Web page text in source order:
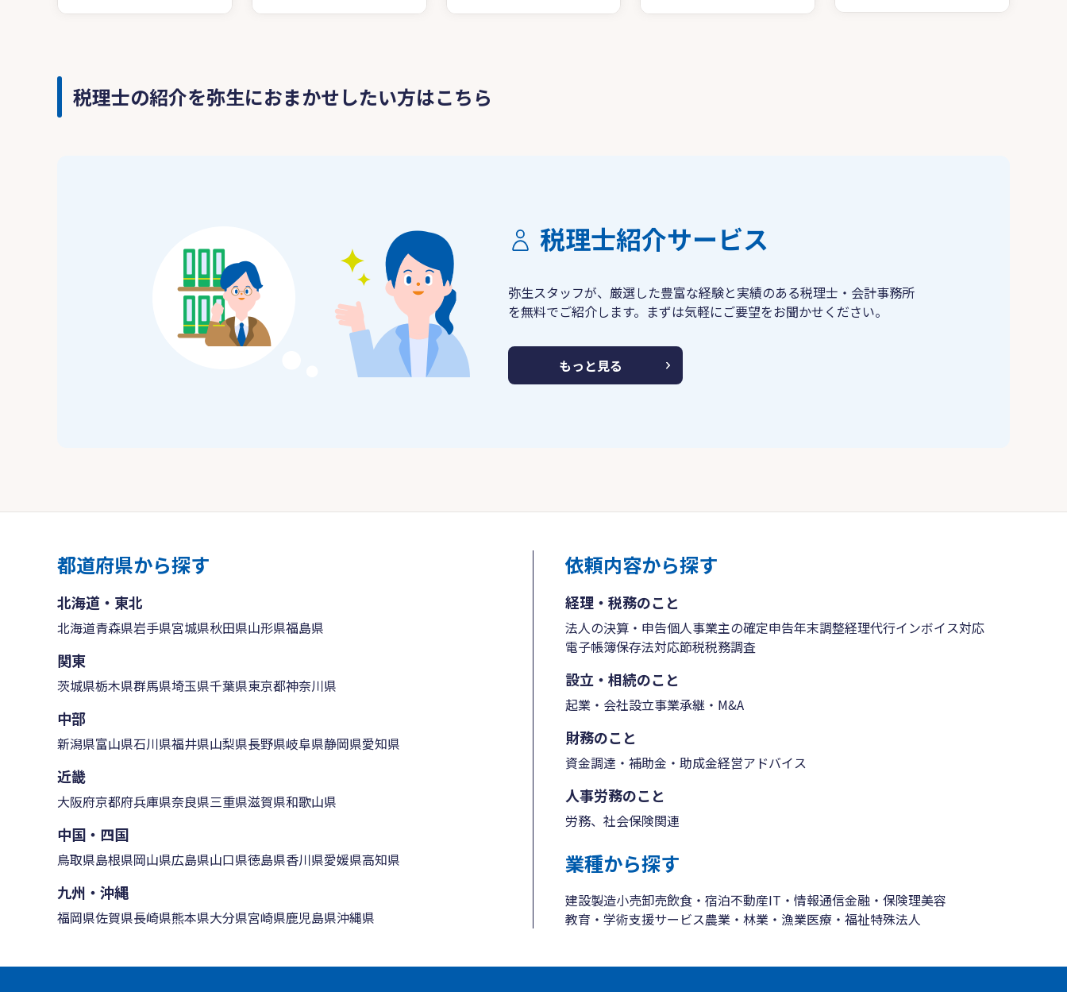
税理士の紹介を弥生におまかせしたい方はこちら
税理士紹介サービス
弥生スタッフが、厳選した豊富な経験と実績のある税理士・会計事務所
を無料でご紹介します。まずは気軽にご要望をお聞かせください。
もっと見る
都道府県から探す
北海道・東北
北海道青森県岩手県宮城県秋田県山形県福島県
関東
茨城県栃木県群馬県埼玉県千葉県東京都神奈川県
中部
新潟県富山県石川県福井県山梨県長野県岐阜県静岡県愛知県
近畿
大阪府京都府兵庫県奈良県三重県滋賀県和歌山県
中国・四国
鳥取県島根県岡山県広島県山口県徳島県香川県愛媛県高知県
九州・沖縄
福岡県佐賀県長崎県熊本県大分県宮崎県鹿児島県沖縄県
依頼内容から探す
経理・税務のこと
法人の決算・申告個人事業主の確定申告年末調整経理代行インボイス対応
電子帳簿保存法対応節税税務調査
設立・相続のこと
起業・会社設立事業承継・M&A
財務のこと
資金調達・補助金・助成金経営アドバイス
人事労務のこと
労務、社会保険関連
業種から探す
建設製造小売卸売飲食・宿泊不動産IT・情報通信金融・保険理美容
教育・学術支援サービス農業・林業・漁業医療・福祉特殊法人